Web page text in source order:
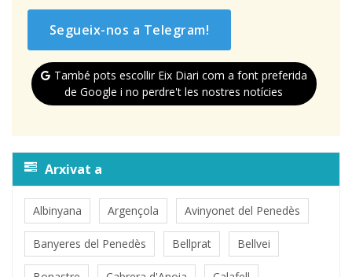
Segueix-nos a Telegram!
També pots escollir Eix Diari com a font preferida
de Google i no perdre't les nostres notícies
Arxivat a
Albinyana Argençola Avinyonet del Penedès
Banyeres del Penedès Bellprat Bellvei